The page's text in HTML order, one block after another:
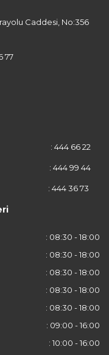
Caddesi, No:356
77
: 444 66 22
: 444 99 44
: 444 36 73
: 08:30 - 18:00
: 08:30 - 18:00
: 08:30 - 18:00
: 08:30 - 18:00
: 08:30 - 18:00
: 09:00 - 16:00
: 10:00 - 16:00